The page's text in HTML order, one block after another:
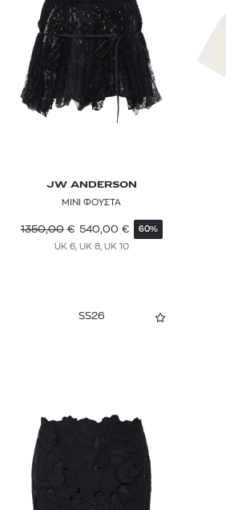
SIR
STAUD
STELLA MCCARTNEY
TALLER MARMO
THE NORTH FACE
THEORY
WOLFORD
WRANGLER
JW ANDERSON
ΜΙΝΙ ΦΟΥΣΤΑ
1350,00 € 540,00 € 60%
UK 6, UK 8, UK 10
SS26